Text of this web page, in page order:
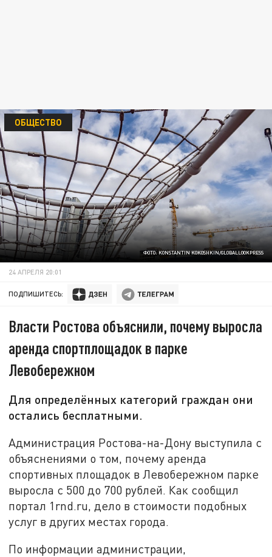
ФОТО: KONSTANTIN KOKOSHKIN/GLOBALLOOKPRESS
ОБЩЕСТВО
24 АПРЕЛЯ 20:01
ПОДПИШИТЕСЬ:
Власти Ростова объяснили, почему выросла
аренда спортплощадок в парке
Левобережном
Для определённых категорий граждан они
остались бесплатными.
Администрация Ростова-на-Дону выступила с
объяснениями о том, почему аренда
спортивных площадок в Левобережном парке
выросла с 500 до 700 рублей. Как сообщил
портал 1rnd.ru, дело в стоимости подобных
услуг в других местах города.
По информации администрации,